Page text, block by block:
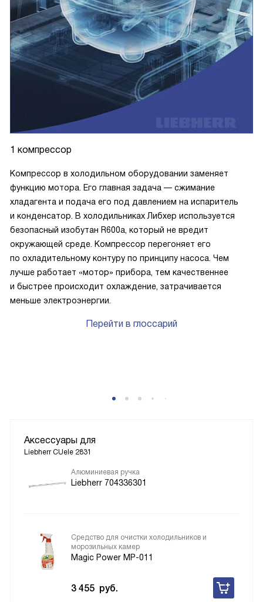
1 компрессор
Компрессор в холодильном оборудовании заменяет
функцию мотора. Его главная задача — сжимание
хладагента и подача его под давлением на испаритель
и конденсатор. В холодильниках Либхер используется
безопасный изобутан R600a, который не вредит
окружающей среде. Компрессор перегоняет его
по охладительному контуру по принципу насоса. Чем
лучше работает «мотор» прибора, тем качественнее
и быстрее происходит охлаждение, затрачивается
меньше электроэнергии.
Перейти в глоссарий
Аксессуары для
Liebherr CUele 2831
Алюминиевая ручка
Liebherr 704336301
Средство для очистки холодильников и
морозильных камер
Magic Power MP-011
3 455 руб.